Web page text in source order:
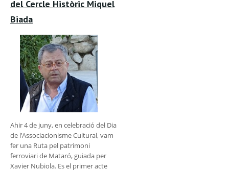
del Cercle Històric Miquel
Biada
Ahir 4 de juny, en celebració del Dia
de l’Associacionisme Cultural, vam
fer una Ruta pel patrimoni
ferroviari de Mataró, guiada per
Xavier Nubiola. Es el primer acte